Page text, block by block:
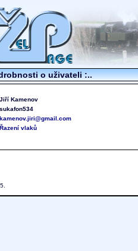
o uživateli :..
Jiří Kamenov
sukafon534
kamenov.jiri@gmail.com
Řazení vlaků